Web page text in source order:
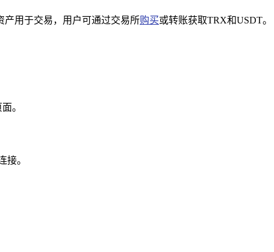
产用于交易，用户可通过交易所购买或转账获取TRX和USDT。
。
接。